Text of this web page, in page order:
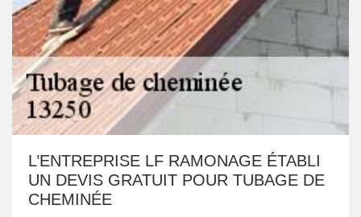
L’ENTREPRISE LF RAMONAGE ÉTABLI
UN DEVIS GRATUIT POUR TUBAGE DE
CHEMINÉE